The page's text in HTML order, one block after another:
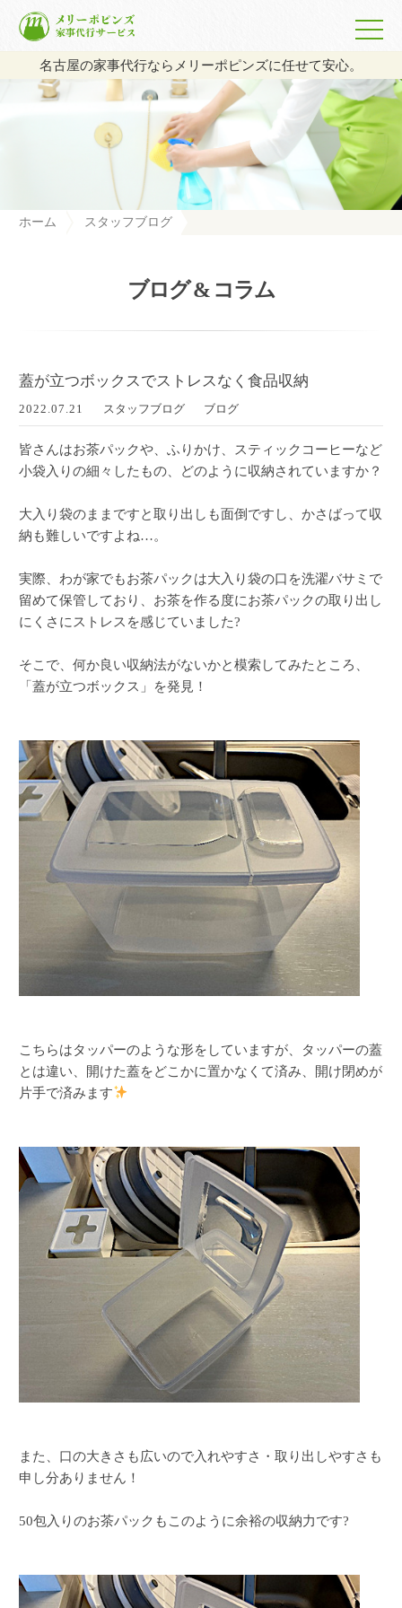
名古屋の家事代行ならメリーポピンズに任せて安心。
ホーム
スタッフブログ
ブログ & コラム
蓋が立つボックスでストレスなく食品収納
2022.07.21 スタッフブログ ブログ
皆さんはお茶パックや、ふりかけ、スティックコーヒーなど
小袋入りの細々したもの、どのように収納されていますか？
大入り袋のままですと取り出しも面倒ですし、かさばって収
納も難しいですよね…。
実際、わが家でもお茶パックは大入り袋の口を洗濯バサミで
留めて保管しており、お茶を作る度にお茶パックの取り出し
にくさにストレスを感じていました?
そこで、何か良い収納法がないかと模索してみたところ、
「蓋が立つボックス」を発見！
こちらはタッパーのような形をしていますが、タッパーの蓋
とは違い、開けた蓋をどこかに置かなくて済み、開け閉めが
片手で済みます
また、口の大きさも広いので入れやすさ・取り出しやすさも
申し分ありません！
50包入りのお茶パックもこのように余裕の収納力です?